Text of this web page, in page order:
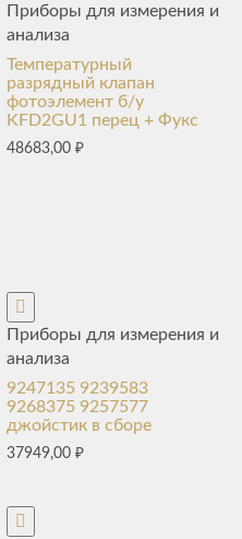
Приборы для измерения и
анализа
Температурный
разрядный клапан
фотоэлемент б/у
KFD2GU1 перец + Фукс
48683,00₽
Приборы для измерения и
анализа
9247135 9239583
9268375 9257577
джойстик в сборе
37949,00₽